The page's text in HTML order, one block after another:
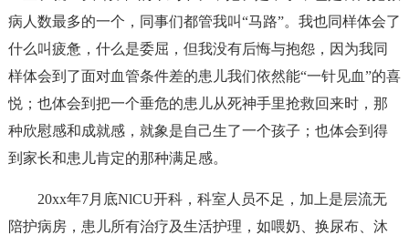
病人数最多的一个，同事们都管我叫“马路”。我也同样体会了
什么叫疲惫，什么是委屈，但我没有后悔与抱怨，因为我同
样体会到了面对血管条件差的患儿我们依然能“一针见血”的喜
悦；也体会到把一个垂危的患儿从死神手里抢救回来时，那
种欣慰感和成就感，就象是自己生了一个孩子；也体会到得
到家长和患儿肯定的那种满足感。
20xx年7月底NlCU开科，科室人员不足，加上是层流无
陪护病房，患儿所有治疗及生活护理，如喂奶、换尿布、沐